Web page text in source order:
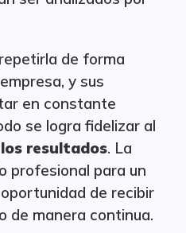
de forma
y sus
en constante
se logra fidelizar al
resultados. La
profesional para un
de recibir
de manera continua.